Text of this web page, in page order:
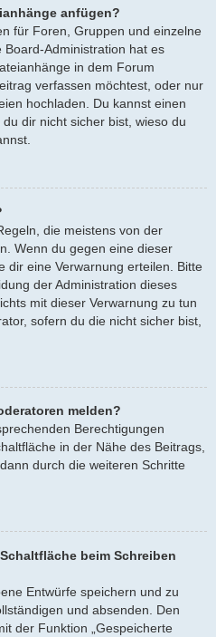
anfügen?
für Foren, Gruppen und einzelne
Administration hat es
in dem Forum
verfassen möchtest, oder nur
hochladen. Du kannst einen
dir nicht sicher bist, wieso du
die meistens von der
Wenn du gegen eine dieser
dir eine Verwarnung erteilen. Bitte
der Administration dieses
mit dieser Verwarnung zu tun
sofern du die nicht sicher bist,
melden?
Berechtigungen
in der Nähe des Beitrags,
durch die weiteren Schritte
beim Schreiben
Entwürfe speichern und zu
und absenden. Den
der Funktion „Gespeicherte